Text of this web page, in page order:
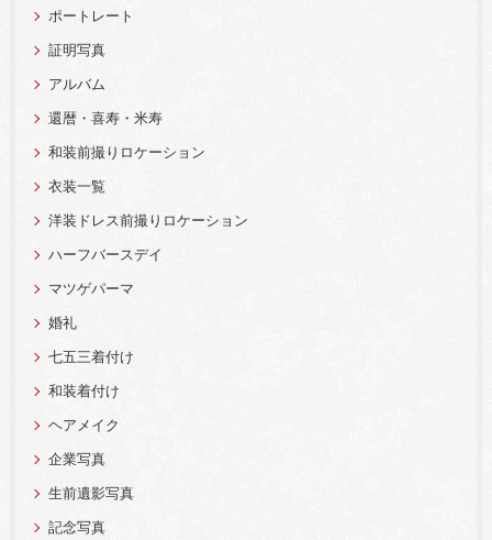
ポートレート
証明写真
アルバム
還暦・喜寿・米寿
和装前撮りロケーション
衣装一覧
洋装ドレス前撮りロケーション
ハーフバースデイ
マツゲパーマ
婚礼
七五三着付け
和装着付け
ヘアメイク
企業写真
生前遺影写真
記念写真